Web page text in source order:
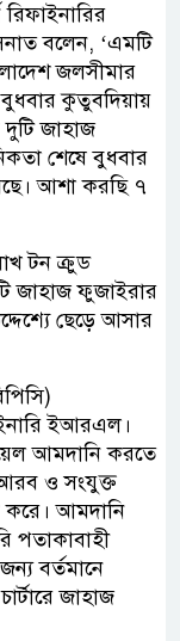
বলেন, ‘এমটি
জলসীমার
কুতুবদিয়ায়
জাহাজ
শেষে বুধবার
আশা করছি ৭
টন ক্রুড
জাহাজ ফুজাইরার
ছেড়ে আসার
ইআরএল।
আমদানি করতে
ও সংযুক্ত
আমদানি
পতাকাবাহী
বর্তমানে
জাহাজ